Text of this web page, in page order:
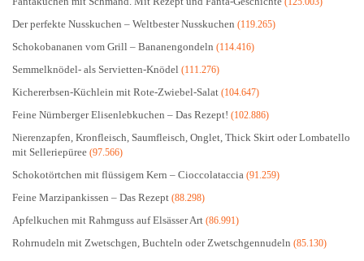
Der perfekte Nusskuchen – Weltbester Nusskuchen (119.265)
Schokobananen vom Grill – Bananengondeln (114.416)
Semmelknödel- als Servietten-Knödel (111.276)
Kichererbsen-Küchlein mit Rote-Zwiebel-Salat (104.647)
Feine Nürnberger Elisenlebkuchen – Das Rezept! (102.886)
Nierenzapfen, Kronfleisch, Saumfleisch, Onglet, Thick Skirt oder Lombatello
mit Selleriepüree (97.566)
Schokotörtchen mit flüssigem Kern – Cioccolataccia (91.259)
Feine Marzipankissen – Das Rezept (88.298)
Apfelkuchen mit Rahmguss auf Elsässer Art (86.991)
Rohrnudeln mit Zwetschgen, Buchteln oder Zwetschgennudeln (85.130)